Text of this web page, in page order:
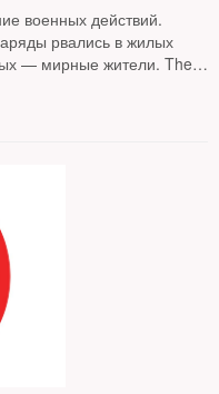
военных действий.
рвались в жилых
— мирные жители. The
ситуация может